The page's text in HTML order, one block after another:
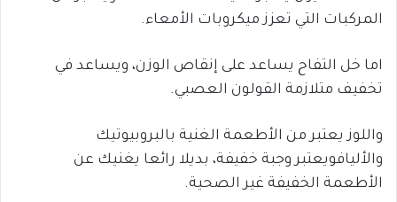
المركبات التي تعزز ميكروبات الأمعاء.
اما خل التفاح يساعد على إنقاص الوزن، ويساعد في
تخفيف متلازمة القولون العصبي.
واللوز يعتبر من الأطعمة الغنية بالبروبيوتيك
والأليافويعتبر وجبة خفيفة، بديلا رائعا يغنيك عن
الأطعمة الخفيفة غير الصحية.